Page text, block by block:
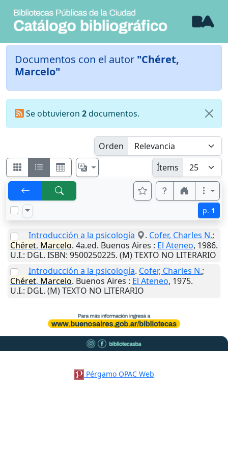
Documentos con el autor "Chéret,
Marcelo"
Se obtuvieron 2documentos.
Orden
Ítems
p. 1
Introducción a la psicología . Cofer, Charles N.;
Chéret, Marcelo. 4a.ed. Buenos Aires : El Ateneo, 1986.
U.I.: DGL. ISBN: 9500250225. (M) TEXTO NO LITERARIO
Introducción a la psicología. Cofer, Charles N.;
Chéret, Marcelo. Buenos Aires : El Ateneo, 1975.
U.I.: DGL. (M) TEXTO NO LITERARIO
Pérgamo OPAC Web